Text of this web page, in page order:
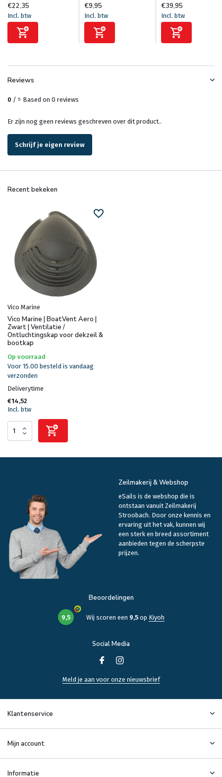
€22,35
Incl. btw
€9,95
Incl. btw
€39,95
Incl. btw
Reviews
0 / 5 Based on 0 reviews
Er zijn nog geen reviews geschreven over dit product..
Schrijf je eigen review
Recent bekeken
Vico Marine
Vico Marine | BoatVent Aero |
Zwart | Ventilatie /
Ontluchtingskap voor dekzeil &
bootkap
Op voorraad
Voor 15.00 besteld is vandaag
verzonden
Deliverytime
€14,52
Incl. btw
Zeilmakerij & Webshop
eSails is de webshop die is
ontstaan vanuit Zeilmakerij
Stroobach. Door onze kennis en
ervaring uit het vak, kunnen wij
een sterk en breed assortiment
aanbieden tegen de scherpste
prijzen.
Beoordelingen
9,5 Wij scoren een 9,5op Kiyoh
Social Media
Meld je aan voor onze nieuwsbrief
Klantenservice
Mijn account
Informatie